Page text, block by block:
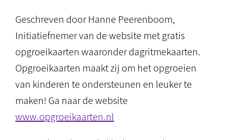
Geschreven door Hanne Peerenboom,
Initiatiefnemer van de website met gratis
opgroeikaarten waaronder dagritmekaarten.
Opgroeikaarten maakt zij om het opgroeien
van kinderen te ondersteunen en leuker te
maken! Ga naar de website
www.opgroeikaarten.nl